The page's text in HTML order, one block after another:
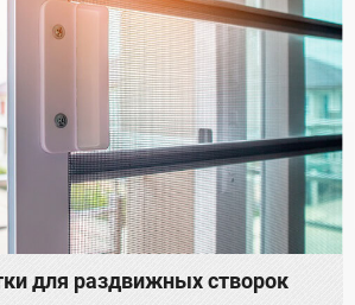
для раздвижных створок